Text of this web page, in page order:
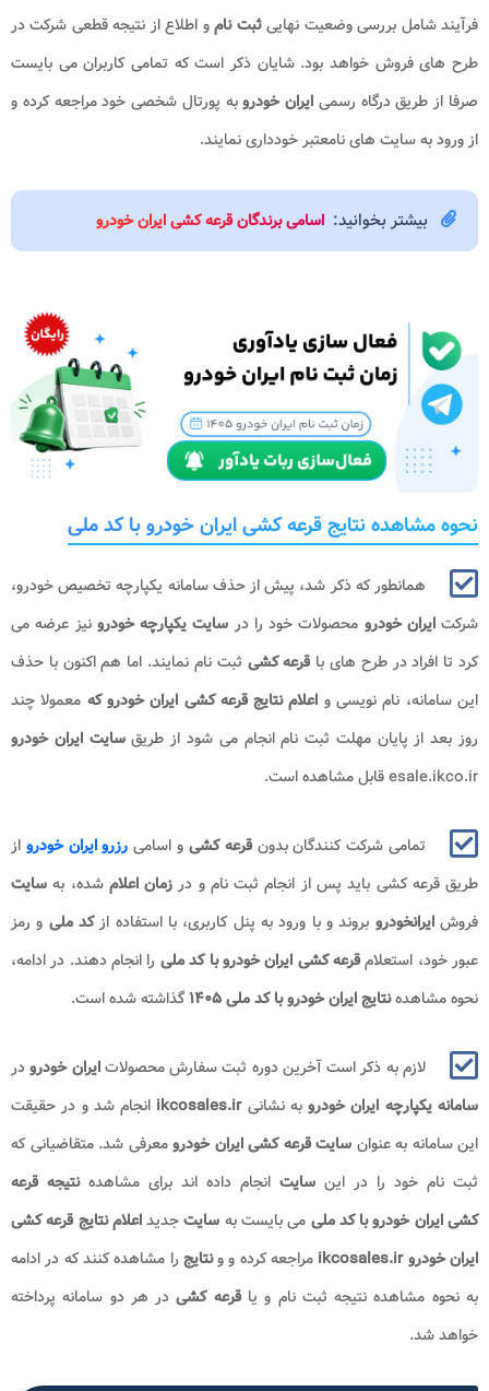
فرآیند شامل بررسی وضعیت نهاییثبت نامو اطلاع از نتیجه قطعی شرکت در
طرح های فروش خواهد بود. شایان ذکر است که تمامی کاربران می بایست
صرفا از طریق درگاه رسمی ایران خودروبه پورتال شخصی خود مراجعه کرده و
از ورود به سایت های نامعتبر خودداری نمایند.
بیشتر بخوانید: اسامی برندگان قرعه کشی ایران خودرو
نحوه مشاهده نتایج قرعه کشی ایران خودرو با کد ملی
همانطور که ذکر شد، پیش از حذف سامانه یکپارچه تخصیص خودرو،
شرکتایران خودرو محصولات خود را در سایت یکپارچه خودرونیز عرضه می
کرد تا افراد در طرح های باقرعه کشی ثبت نام نمایند. اما هم اکنون با حذف
این سامانه، نام نویسی و اعلام نتایج قرعه کشی ایران خودرو که معمولا چند
روز بعد از پایان مهلت ثبت نام انجام می شود از طریقسایت ایران خودرو
esale.ikco.ir قابل مشاهده است.
تمامی شرکت کنندگان بدونقرعه کشی و اسامی رزرو ایران خودرو از
طریق قرعه کشی باید پس از انجام ثبت نام و در زمان اعلامشده، به سایت
فروشایرانخودرو بروند و با ورود به پنل کاربری، با استفاده ازکد ملی و رمز
عبور خود، استعلامقرعه کشی ایران خودرو با کد ملی را انجام دهند. در ادامه،
نحوه مشاهدهنتایج ایران خودرو با کد ملی۱۴۰۵ گذاشته شده است.
لازم به ذکر است آخرین دوره ثبت سفارش محصولاتایران خودرودر
سامانه یکپارچه ایران خودروبه نشانیikcosales.ir انجام شد و در حقیقت
این سامانه به عنوان سایت قرعه کشی ایران خودرومعرفی شد. متقاضیانی که
ثبت نام خود را در این سایت انجام داده اند برای مشاهدهنتیجه قرعه
کشیایران خودرو با کد ملی می بایست به سایتجدیداعلام نتایج قرعه کشی
ایران خودرو ikcosales.ir
مراجعه کرده و ونتایج را مشاهده کنند که در ادامه
به نحوه مشاهده نتیجه ثبت نام و یاقرعه کشیدر هر دو سامانه پرداخته
خواهد شد.